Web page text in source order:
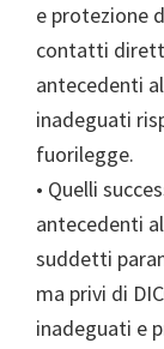
e protezione
contatti
antecedenti
inadeguati
fuorilegge.
• Quelli
antecedenti
suddetti
ma privi di
inadeguati e